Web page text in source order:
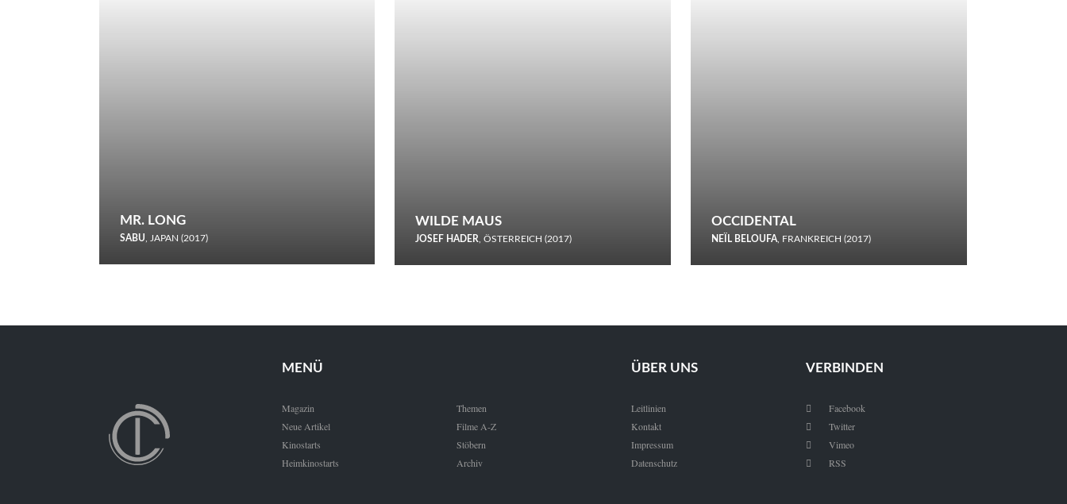
MR. LONG
SABU, JAPAN (2017)
den Wettbewerb.
WILDE MAUS
JOSEF HADER, ÖSTERREICH (2017)
Schnee.
OCCIDENTAL
NEÏL BELOUFA, FRANKREICH (2017)
MENÜ
Magazin
Neue Artikel
Kinostarts
Heimkinostarts
Themen
Filme A-Z
Stöbern
Archiv
ÜBER UNS
Leitlinien
Kontakt
Impressum
Datenschutz
VERBINDEN
 Facebook
 Twitter
 Vimeo
 RSS